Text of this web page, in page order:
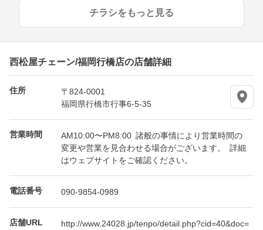
チラシをもっと見る
西松屋チェーン/福岡行橋店の店舗詳細
住所
〒824-0001
福岡県行橋市行事6-5-35
営業時間
AM10:00〜PM8:00 諸般の事情により営業時間の
変更や営業を見合わせる場合がございます。 詳細
はウェブサイトをご確認ください。
電話番号 090-9854-0989
店舗URL
http://www.24028.jp/tenpo/detail.php?cid=40&doc=